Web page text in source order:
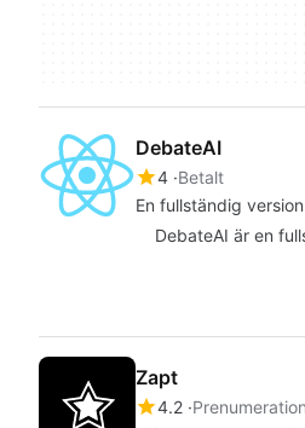
DebateAI
4 Betalt
En fullständig
DebateAI är en
Zapt
4.2 Prenumeration